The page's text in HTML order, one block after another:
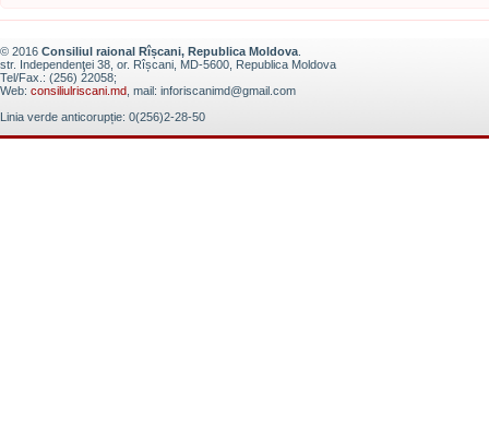
© 2016 Consiliul raional Rîșcani, Republica Moldova
str. Independenţei 38, or. Rîșcani, MD-5600, Republica Moldova
Tel/Fax.: (256) 22058;
Web: consiliulriscani.md , mail: inforiscanimd@gmail.com
Linia verde anticorupție: 0(256)2-28-50